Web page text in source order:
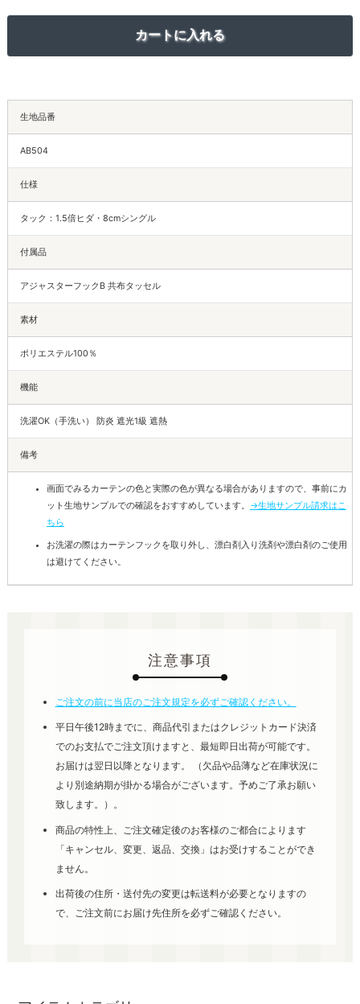
生地品番
AB504
仕様
タック：1.5倍ヒダ・8cmシングル
付属品
アジャスターフックB 共布タッセル
素材
ポリエステル100％
機能
洗濯OK（手洗い） 防炎 遮光1級 遮熱
備考
画面でみるカーテンの色と実際の色が異なる場合がありますので、事前にカ
ット生地サンプルでの確認をおすすめしています。 →生地サンプル請求はこ
ちら
お洗濯の際はカーテンフックを取り外し、漂白剤入り洗剤や漂白剤のご使用
は避けてください。
注意事項
ご注文の前に当店のご注文規定を必ずご確認ください。
平日午後12時までに、商品代引またはクレジットカード決済
でのお支払でご注文頂けますと、最短即日出荷が可能です。
お届けは翌日以降となります。 （欠品や品薄など在庫状況に
より別途納期が掛かる場合がございます。予めご了承お願い
致します。）。
商品の特性上、ご注文確定後のお客様のご都合によります
「キャンセル、変更、返品、交換」はお受けすることができ
ません。
出荷後の住所・送付先の変更は転送料が必要となりますの
で、ご注文前にお届け先住所を必ずご確認ください。